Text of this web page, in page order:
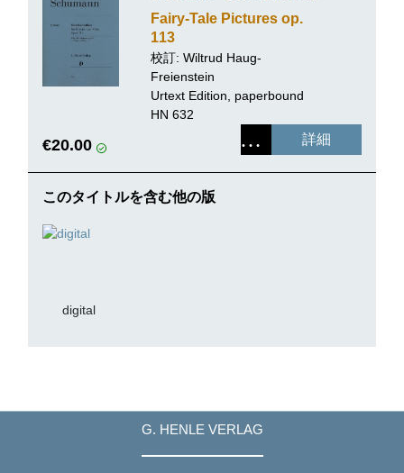
Fairy-Tale Pictures op.
113
校訂: Wiltrud Haug-
Freienstein
Urtext Edition, paperbound
HN 632
€20.00 詳細
このタイトルを含む他の版
digital
G. HENLE VERLAG